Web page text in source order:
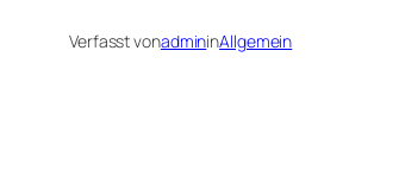
Verfasst vonadmininAllgemein